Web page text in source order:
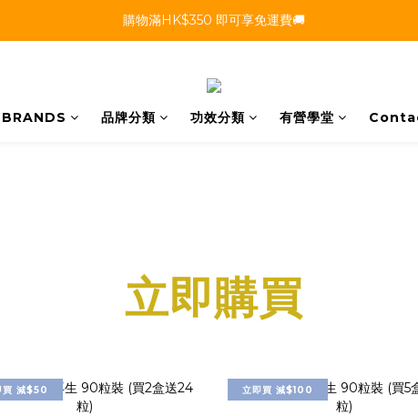
購物滿HK$350 即可享免運費🚚
品牌分類 功效分類 有營學堂
立即購買
買 減$50 立即買 減$100